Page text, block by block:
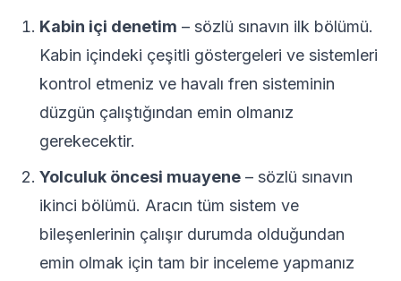
Kabin içi denetim – sözlü sınavın ilk bölümü.
Kabin içindeki çeşitli göstergeleri ve sistemleri
kontrol etmeniz ve havalı fren sisteminin
düzgün çalıştığından emin olmanız
gerekecektir.
Yolculuk öncesi muayene – sözlü sınavın
ikinci bölümü. Aracın tüm sistem ve
bileşenlerinin çalışır durumda olduğundan
emin olmak için tam bir inceleme yapmanız